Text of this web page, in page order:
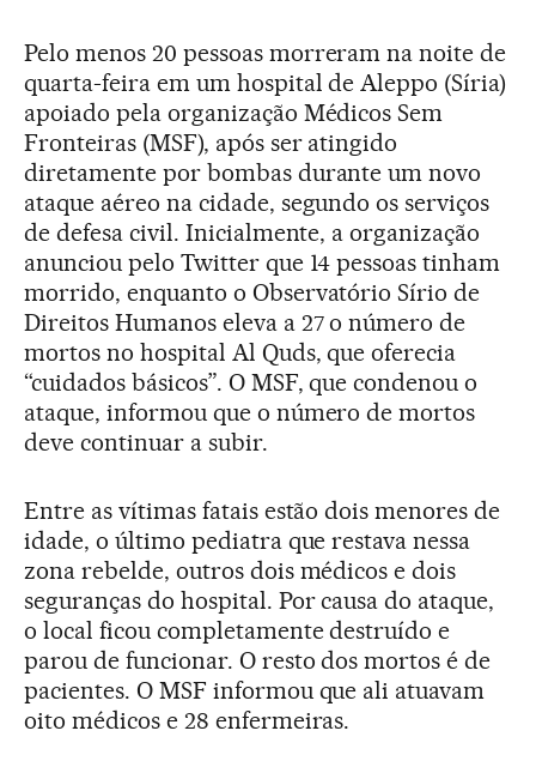
Pelo menos 20 pessoas morreram na noite de
quarta-feira em um hospital de Aleppo (Síria)
apoiado pela organização Médicos Sem
Fronteiras (MSF), após ser atingido
diretamente por bombas durante um novo
ataque aéreo na cidade, segundo os serviços
de defesa civil. Inicialmente, a organização
anunciou pelo Twitter que 14 pessoas tinham
morrido, enquanto o Observatório Sírio de
Direitos Humanos eleva a 27 o número de
mortos no hospital Al Quds, que oferecia
“cuidados básicos”. O MSF, que condenou o
ataque, informou que o número de mortos
deve continuar a subir.
Entre as vítimas fatais estão dois menores de
idade, o último pediatra que restava nessa
zona rebelde, outros dois médicos e dois
seguranças do hospital. Por causa do ataque,
o local ficou completamente destruído e
parou de funcionar. O resto dos mortos é de
pacientes. O MSF informou que ali atuavam
oito médicos e 28 enfermeiras.